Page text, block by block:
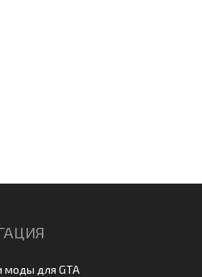
для GTA